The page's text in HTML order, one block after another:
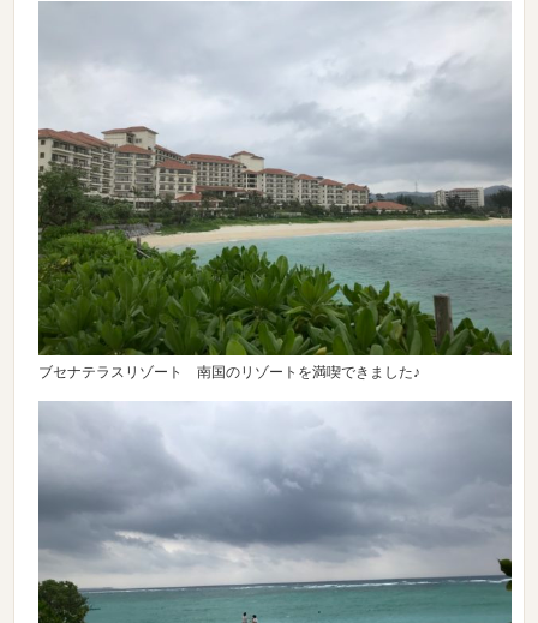
ブセナテラスリゾート 南国のリゾートを満喫できました♪